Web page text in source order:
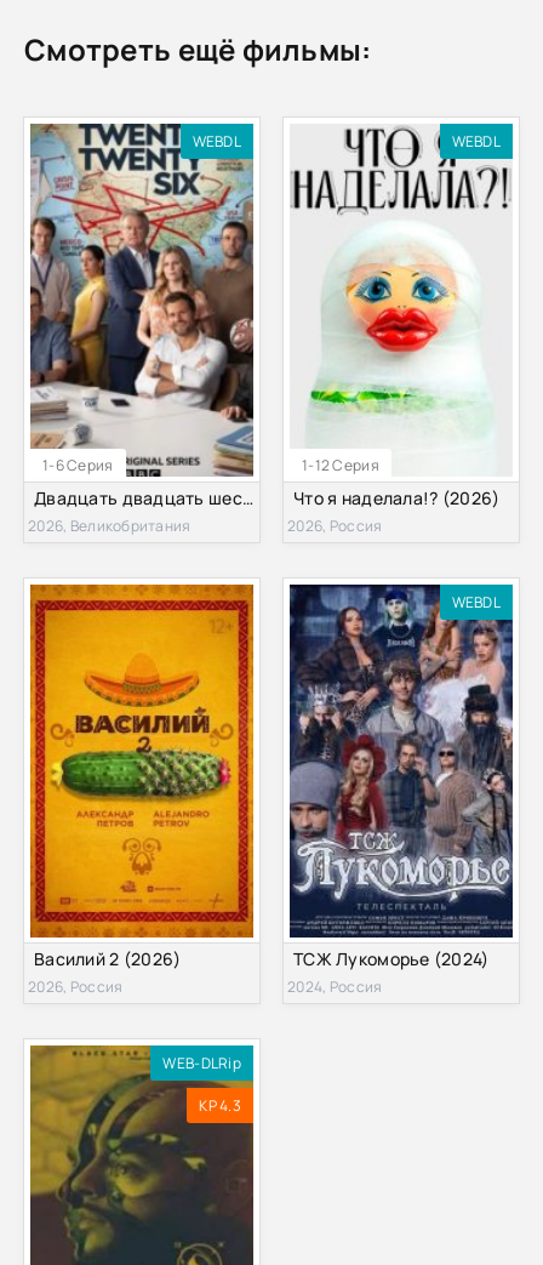
Смотреть ещё фильмы:
1-6 Серия
WEBDL
Двадцать двадцать шесть (2026)
2026, Великобритания
1-12 Серия
WEBDL
Что я наделала!? (2026)
2026, Россия
Василий 2 (2026)
2026, Россия
WEBDL
ТСЖ Лукоморье (2024)
2024, Россия
WEB-DLRip
KP 4.3